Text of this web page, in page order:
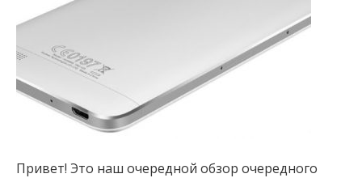
Привет! Это наш очередной обзор очередного